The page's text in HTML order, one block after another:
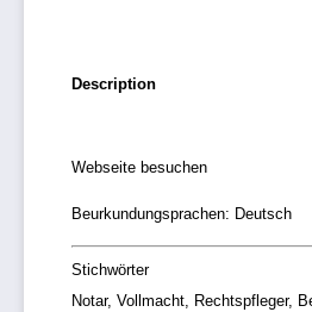
Description
Webseite besuchen
Beurkundungsprachen: Deutsch
Stichwörter
Notar, Vollmacht, Rechtspfleger,